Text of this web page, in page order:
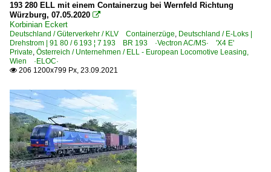
193 280 ELL mit einem Containerzug bei Wernfeld Richtung
Würzburg, 07.05.2020 
Korbinian Eckert
Deutschland / Güterverkehr / KLV Containerzüge, Deutschland / E-Loks |
Drehstrom | 91 80 / 6 193 ¦ 7 193 BR 193 ·Vectron AC/MS· 'X4 E'
Private, Österreich / Unternehmen / ELL - European Locomotive Leasing,
Wien ·ELOC·
 206 1200x799 Px, 23.09.2021